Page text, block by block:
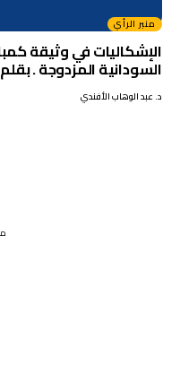
منبر الرأي
الإشكاليات في وثيقة
السودانية المزدوجة .
د. عبد الوهاب الأفندي